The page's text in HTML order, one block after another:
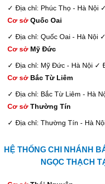
✓ Địa chỉ: Phúc Thọ - Hà Nội
Cơ sở Quốc Oai
✓ Địa chỉ: Quốc Oai - Hà Nội
Cơ sở Mỹ Đức
✓ Địa chỉ: Mỹ Đức - Hà Nội ✓
Cơ sở Bắc Từ Liêm
✓ Địa chỉ: Bắc Từ Liêm - Hà
Cơ sở Thường Tín
✓ Địa chỉ: Thường Tín - Hà
HỆ THỐNG CHI NHÁNH
NGỌC THẠCH